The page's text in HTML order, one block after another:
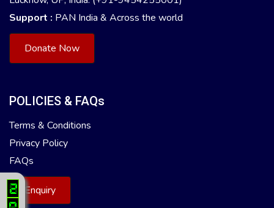
Support : PAN India & Across the world
Donate Now
POLICIES & FAQs
Terms & Conditions
Privacy Policy
FAQs
Enquiry